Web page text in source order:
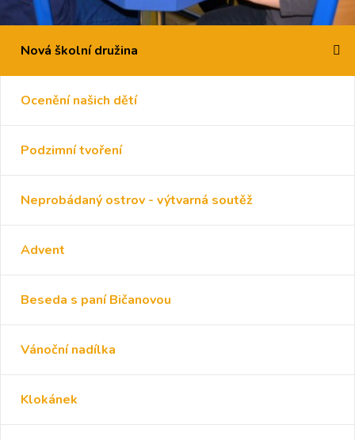
Nová školní družina
Ocenění našich dětí
Podzimní tvoření
Neprobádaný ostrov - výtvarná soutěž
Advent
Beseda s paní Bičanovou
Vánoční nadílka
Klokánek